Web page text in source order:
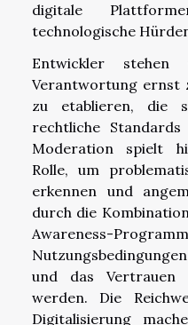
digitale
technologische
Entwickler
Verantwortung ernst
zu etablieren, die
rechtliche
Moderation spielt
Rolle, um
erkennen und
durch die
Awareness-
und das Vertrauen
werden. Die
Digitalisierung